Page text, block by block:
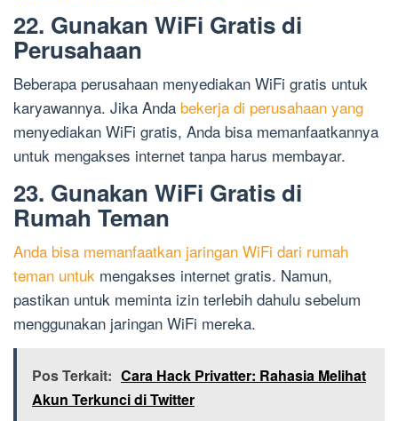
22. Gunakan WiFi Gratis di
Perusahaan
Beberapa perusahaan menyediakan WiFi gratis untuk
karyawannya. Jika Anda bekerja di perusahaan yang
menyediakan WiFi gratis, Anda bisa memanfaatkannya
untuk mengakses internet tanpa harus membayar.
23. Gunakan WiFi Gratis di
Rumah Teman
Anda bisa memanfaatkan jaringan WiFi dari rumah
teman untuk mengakses internet gratis. Namun,
pastikan untuk meminta izin terlebih dahulu sebelum
menggunakan jaringan WiFi mereka.
Pos Terkait: Cara Hack Privatter: Rahasia Melihat
Akun Terkunci di Twitter